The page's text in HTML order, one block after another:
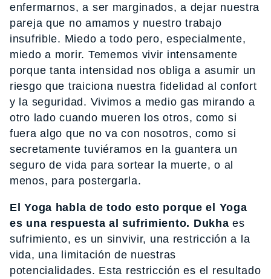
enfermarnos, a ser marginados, a dejar nuestra
pareja que no amamos y nuestro trabajo
insufrible. Miedo a todo pero, especialmente,
miedo a morir. Tememos vivir intensamente
porque tanta intensidad nos obliga a asumir un
riesgo que traiciona nuestra fidelidad al confort
y la seguridad. Vivimos a medio gas mirando a
otro lado cuando mueren los otros, como si
fuera algo que no va con nosotros, como si
secretamente tuviéramos en la guantera un
seguro de vida para sortear la muerte, o al
menos, para postergarla.
El Yoga habla de todo esto porque el Yoga
es una respuesta al sufrimiento. Dukha es
sufrimiento, es un sinvivir, una restricción a la
vida, una limitación de nuestras
potencialidades. Esta restricción es el resultado